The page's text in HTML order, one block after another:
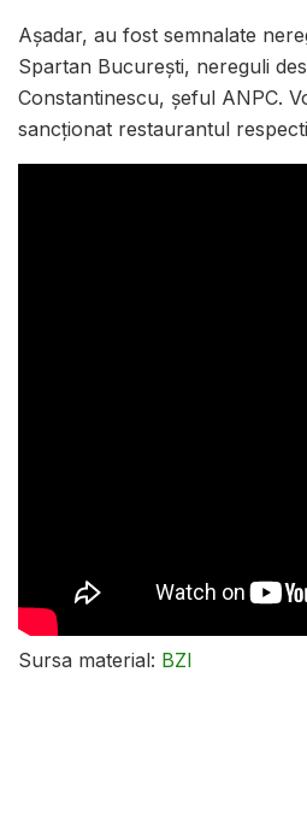
Așadar, au fost semnalate
Spartan București, nereguli
Constantinescu, șeful ANPC.
sancționat restaurantul
Sursa material: BZI